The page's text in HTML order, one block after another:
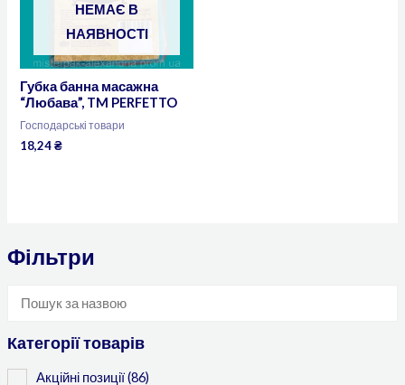
Фільтри
Категорії товарів
Акційні позиції(86)
НЕМАЄ В
НАЯВНОСТІ
Губка банна масажна
“Любава”, TM PERFETTO
Господарські товари
18,24₴